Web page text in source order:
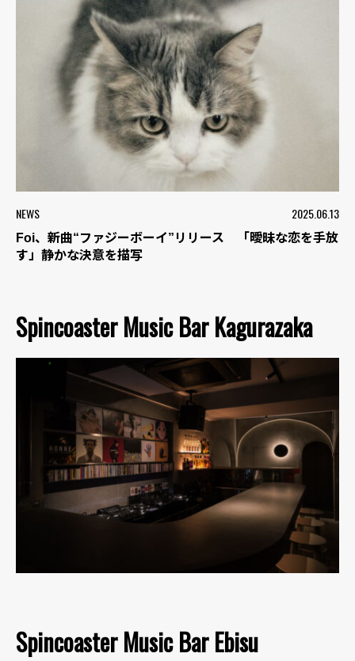
NEWS 2025.06.13
Foi、新曲“ファジーボーイ”リリース 「曖昧な恋を手放
す」静かな決意を描写
Spincoaster Music Bar Kagurazaka
Spincoaster Music Bar Ebisu